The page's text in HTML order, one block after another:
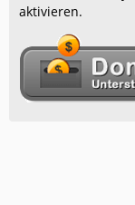
aktivieren.